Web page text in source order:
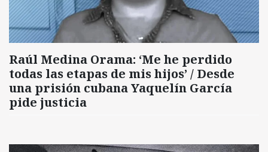
Raúl Medina Orama: ‘Me he perdido
todas las etapas de mis hijos’ / Desde
una prisión cubana Yaquelín García
pide justicia